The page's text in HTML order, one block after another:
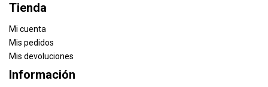
Tienda
Mi cuenta
Mis pedidos
Mis devoluciones
Información